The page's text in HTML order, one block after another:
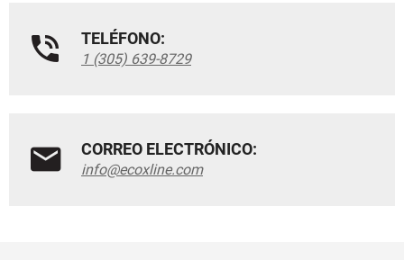
TELÉFONO:
1 (305) 639-8729
CORREO ELECTRÓNICO:
info@ecoxline.com